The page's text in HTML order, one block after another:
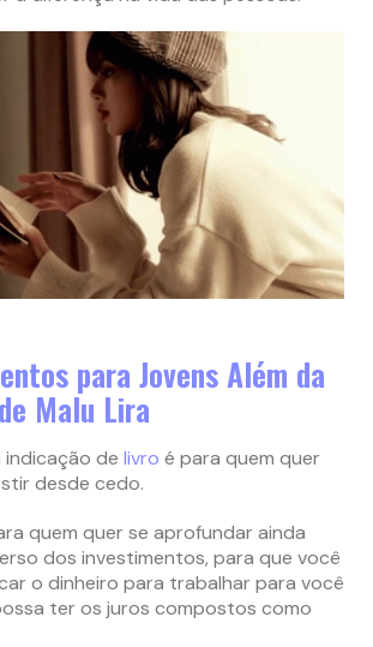
para Jovens Além da
Malu Lira
indicação de livro é para quem quer
desde cedo.
quem quer se aprofundar ainda
dos investimentos, para que você
o dinheiro para trabalhar para você
ter os juros compostos como